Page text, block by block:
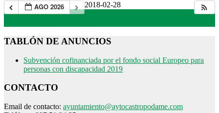
AGO 2026
2018-02-28
By:
TABLÓN DE ANUNCIOS
Subvención cofinanciada por el fondo social Europeo para
personas con discapacidad 2019
CONTACTO
Email de contacto: ayuntamiento@aytocastropodame.com